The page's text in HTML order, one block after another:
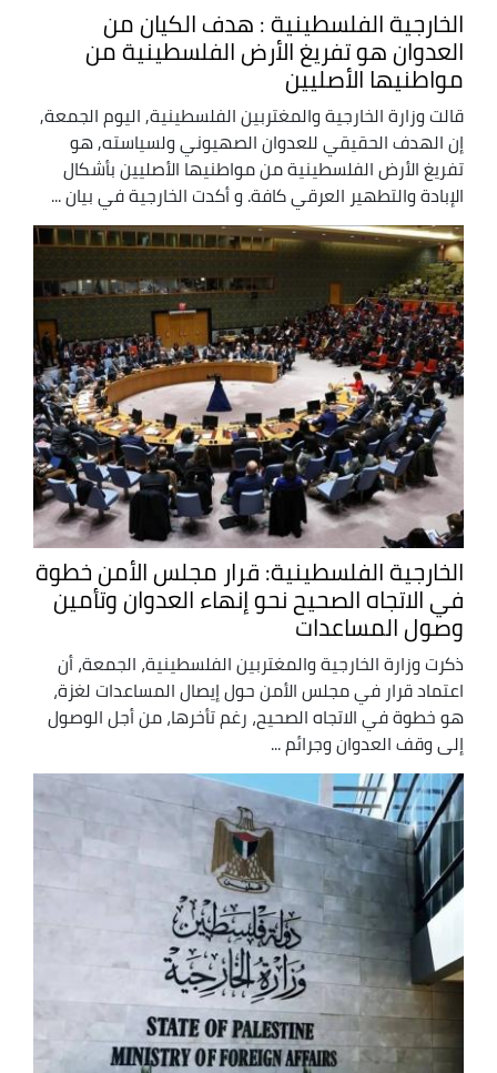
الخارجية الفلسطينية : هدف الكيان من
العدوان هو تفريغ الأرض الفلسطينية من
مواطنيها الأصليين
قالت وزارة الخارجية والمغتربين الفلسطينية, اليوم الجمعة,
إن الهدف الحقيقي للعدوان الصهيوني ولسياسته, هو
تفريغ الأرض الفلسطينية من مواطنيها الأصليين بأشكال
الإبادة والتطهير العرقي كافة. و أكدت الخارجية في بيان ...
الخارجية الفلسطينية: قرار مجلس الأمن خطوة
في الاتجاه الصحيح نحو إنهاء العدوان وتأمين
وصول المساعدات
ذكرت وزارة الخارجية والمغتربين الفلسطينية، الجمعة، أن
اعتماد قرار في مجلس الأمن حول إيصال المساعدات لغزة،
هو خطوة في الاتجاه الصحيح، رغم تأخرها، من أجل الوصول
إلى وقف العدوان وجرائم ...